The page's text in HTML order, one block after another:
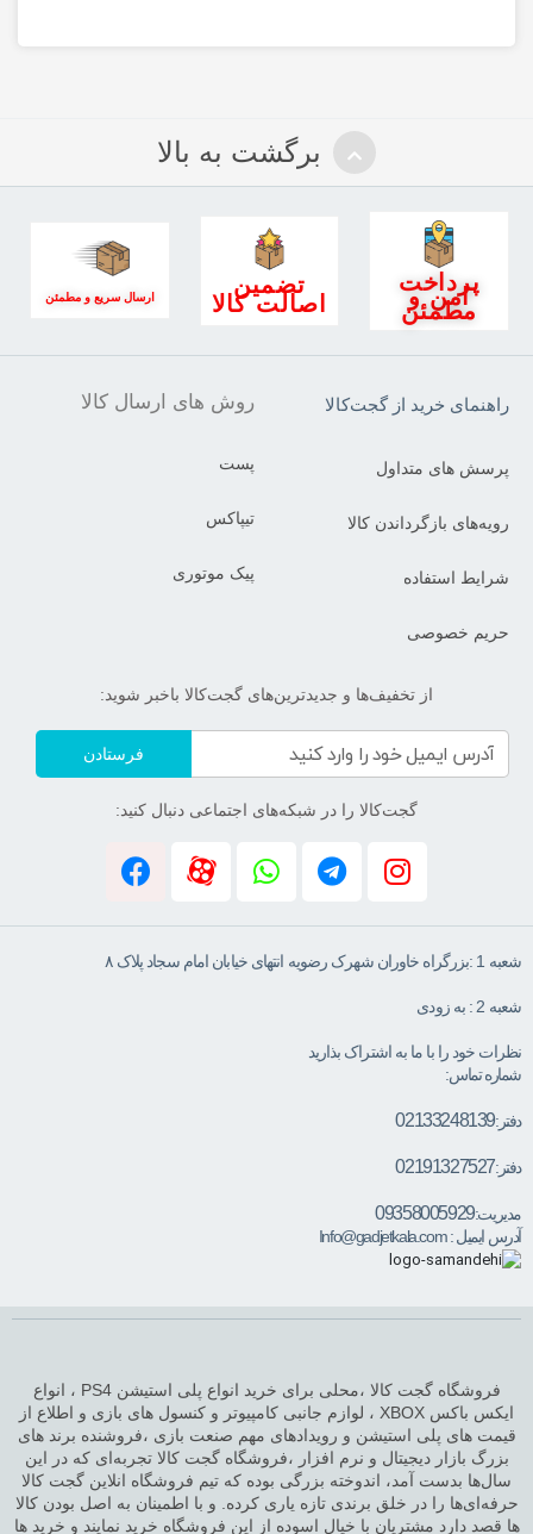
برگشت به بالا
پرداخت
امن و
مطمئن
تضمین
اصالت کالا ارسال سریع و مطمئن
راهنمای خرید از گجت‌کالا
پرسش های متداول
رویه‌های بازگرداندن کالا
شرایط استفاده
حریم خصوصی
روش های ارسال کالا
پست
تیپاکس
پیک موتوری
از تخفیف‌ها و جدیدترین‌های گجت‌کالا باخبر شوید:
فرستادن
گجت‌کالا را در شبکه‌های اجتماعی دنبال کنید:
شعبه 1 :بزرگراه خاوران شهرک رضویه انتهای خیابان امام سجاد پلاک ۸
شعبه 2 : به زودی
نظرات خود را با ما به اشتراک بذارید
شماره تماس:
دفتر:02133248139
دفتر:02191327527
مدیریت:09358005929
آدرس ایمیل :Info@gadjetkala.com
فروشگاه گجت کالا ،محلی برای خرید انواع پلی استیشن PS4 ، انواع
ایکس باکس XBOX ، لوازم جانبی کامپیوتر و کنسول های بازی و اطلاع از
قیمت های پلی استیشن و رویدادهای مهم صنعت بازی ،فروشنده برند های
بزرگ بازار دیجیتال و نرم افزار ،فروشگاه گجت کالا تجربه‌ای که در این
سال‌ها بدست آمد، اندوخته بزرگی بوده که تیم فروشگاه انلاین گجت کالا
حرفه‌ای‌ها را در خلق برندی تازه یاری کرده. و با اطمینان به اصل بودن کالا
ها قصد دارد مشتریان با خیال اسوده از این فروشگاه خرید نمایند و خرید ها